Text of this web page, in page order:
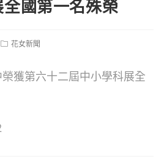
國第一名殊榮
Post花女新聞
獲第六十二屆中小學科展全